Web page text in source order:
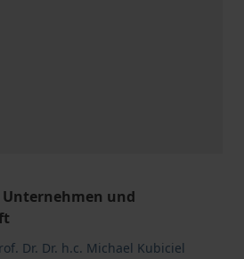
und
Dr. Dr. h.c. Michael Kubiciel